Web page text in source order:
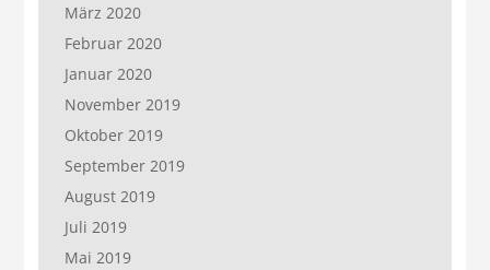
März 2020
Februar 2020
Januar 2020
November 2019
Oktober 2019
September 2019
August 2019
Juli 2019
Mai 2019